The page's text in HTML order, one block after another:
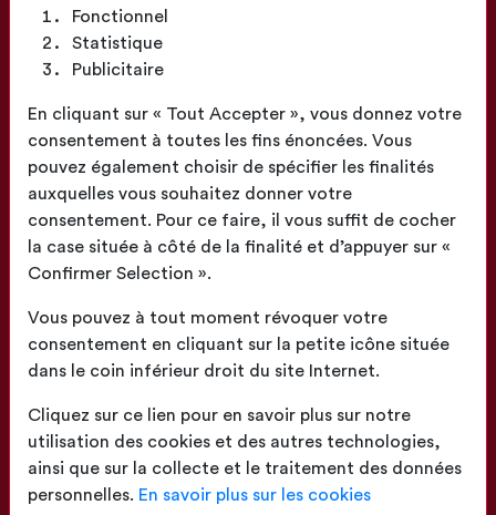
Fonctionnel
Statistique
Publicitaire
En cliquant sur « Tout Accepter », vous donnez votre
consentement à toutes les fins énoncées. Vous
pouvez également choisir de spécifier les finalités
auxquelles vous souhaitez donner votre
consentement. Pour ce faire, il vous suffit de cocher
la case située à côté de la finalité et d’appuyer sur «
Confirmer Selection ».
Vous pouvez à tout moment révoquer votre
consentement en cliquant sur la petite icône située
dans le coin inférieur droit du site Internet.
Cliquez sur ce lien pour en savoir plus sur notre
utilisation des cookies et des autres technologies,
ainsi que sur la collecte et le traitement des données
personnelles. En savoir plus sur les cookies
Française
Livraison
sur toute la France